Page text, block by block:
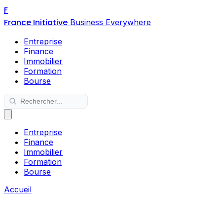
F
France Initiative Business Everywhere
Entreprise
Finance
Immobilier
Formation
Bourse
Entreprise
Finance
Immobilier
Formation
Bourse
Accueil